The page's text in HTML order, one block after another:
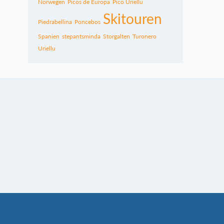
Norwegen Picos de Europa Pico Uriellu
Piedrabellina Poncebos Skitouren
Spanien stepantsminda Storgalten Turonero
Uriellu